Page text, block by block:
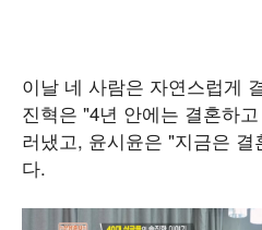
이날 네 사람은 자연스럽게
진혁은 "4년 안에는 결혼하
러냈고, 윤시윤은 "지금은
다.